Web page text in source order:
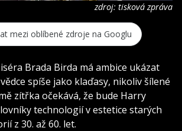
zdroj: tisková zpráva
mezi oblíbené zdroje na Googlu
Brada Birda má ambice ukázat
spíše jako klaďasy, nikoliv šílené
zítřka očekává, že bude Harry
technologií v estetice starých
z 30. až 60. let.